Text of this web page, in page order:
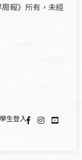
報》所有，未經
學生登入